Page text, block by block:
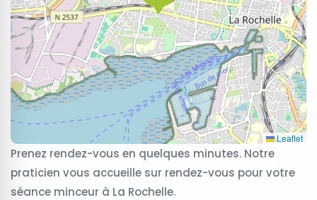
Leaflet
Prenez rendez-vous en quelques minutes. Notre
praticien vous accueille sur rendez-vous pour votre
séance minceur à La Rochelle.